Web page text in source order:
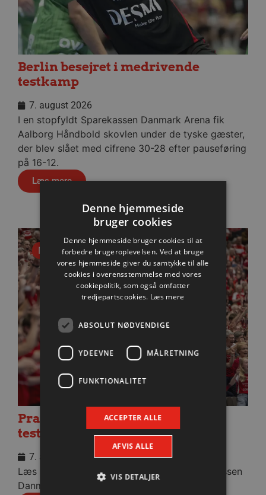
Berlin besejret i medrivende
testkamp
7. august 2026
I en stopfyldt Sparekassen Danmark Arena fik
Aalborg Håndbold skovlen under de tyske gæster,
der blev slået med cifrene 30-28 efter pauseføring
på 16-12.
Læs mere
Nyhed
Praktisk information til dagens
testkamp mod Füchse Berlin
7. august 2026
Læs praktisk info til aftenens kamp i Sparekassen
Danmark Arena.
Denne hjemmeside
bruger cookies
Denne hjemmeside bruger cookies til at
forbedre brugeroplevelsen. Ved at bruge
vores hjemmeside giver du samtykke til alle
cookies i overensstemmelse med vores
cookiepolitik, som også omfatter
tredjepartscookies. Læs mere
ABSOLUT NØDVENDIGE
YDEEVNE MÅLRETNING
FUNKTIONALITET
ACCEPTER ALLE
AFVIS ALLE
VIS DETALJER